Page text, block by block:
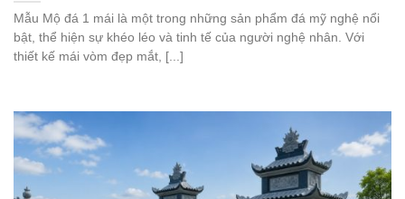
Mẫu Mộ đá 1 mái là một trong những sản phẩm đá mỹ nghệ nổi
bật, thể hiện sự khéo léo và tinh tế của người nghệ nhân. Với
thiết kế mái vòm đẹp mắt, [...]